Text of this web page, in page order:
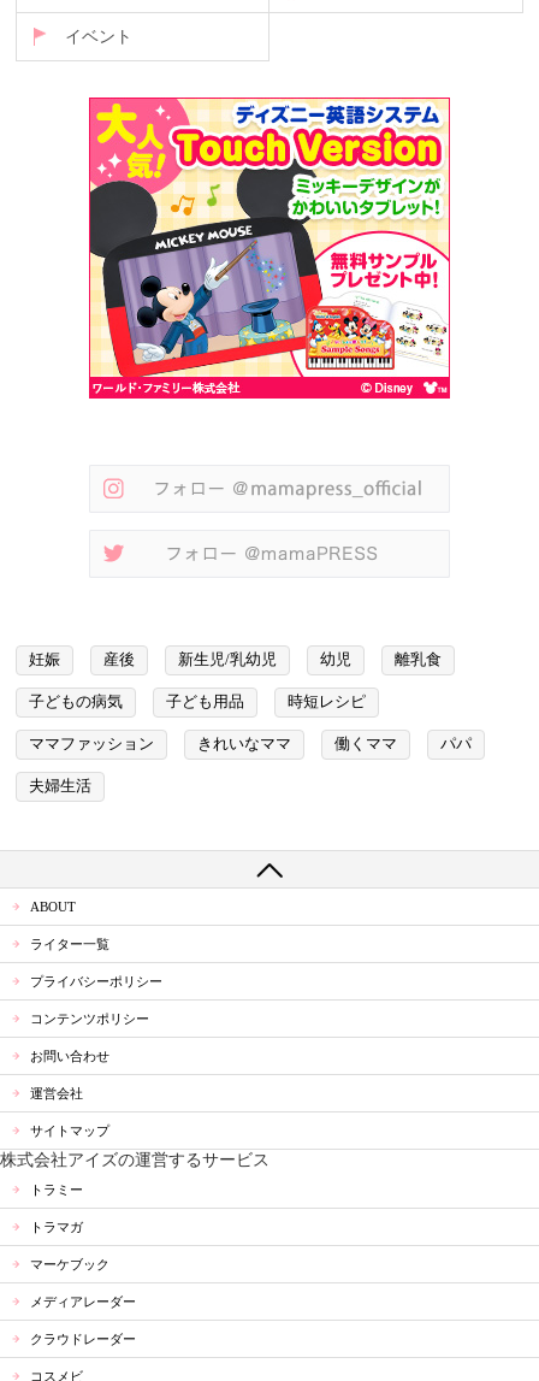
イベント
妊娠 産後 新生児/乳幼児 幼児 離乳食
子どもの病気 子ども用品 時短レシピ
ママファッション きれいなママ 働くママ パパ
夫婦生活
ABOUT
ライター一覧
プライバシーポリシー
コンテンツポリシー
お問い合わせ
運営会社
サイトマップ
株式会社アイズの運営するサービス
トラミー
トラマガ
マーケブック
メディアレーダー
クラウドレーダー
コスメビ